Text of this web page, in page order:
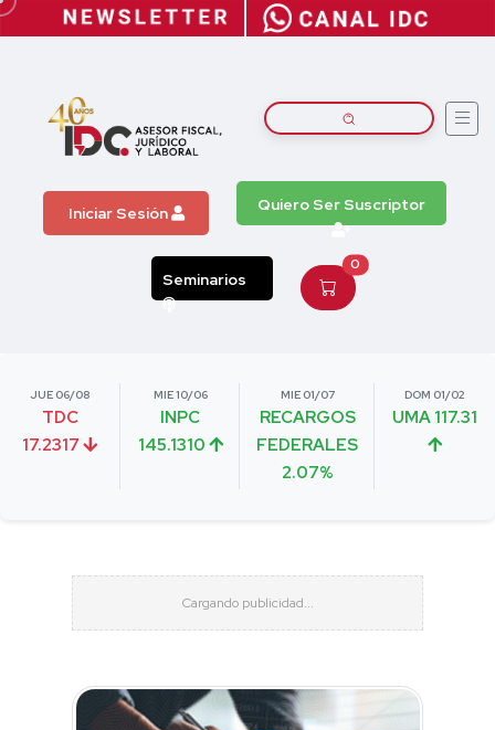
Iniciar Sesión Quiero Ser Suscriptor
Seminarios
0
JUE 06/08
TDC
17.2317
MIE 10/06
INPC
145.1310
MIE 01/07
RECARGOS
FEDERALES
2.07%
DOM 01/02
UMA 117.31